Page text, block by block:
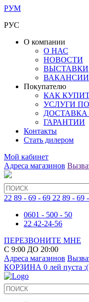
РУМ
РУС
О компании
О НАС
НОВОСТИ
ВЫСТАВКИ
ВАКАНСИИ
Покупателю
КАК
УСЛУГИ
ГАРАНТИИ
Контакты
Стать дилером
Мой кабинет
Адреса магазинов
22 89 - 69 - 69 22 89 - 69
0601 - 500 - 50
22 42-24-56
ПЕРЕЗВОНИТЕ МНЕ
С 9:00 ДО 20:00
Адреса магазинов
КОРЗИНА 0 лей пуста :(